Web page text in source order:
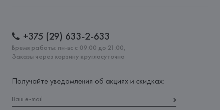
+375 (29) 633-2-633
Время работы: пн-вс с 09:00 до 21:00,
Заказы через корзину круглосуточно
Получайте уведомления об акциях и скидках: